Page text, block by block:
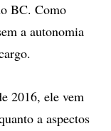
BC. Como
a autonomia
2016, ele vem
a aspectos